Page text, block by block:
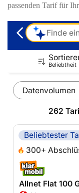
passenden Tarif für